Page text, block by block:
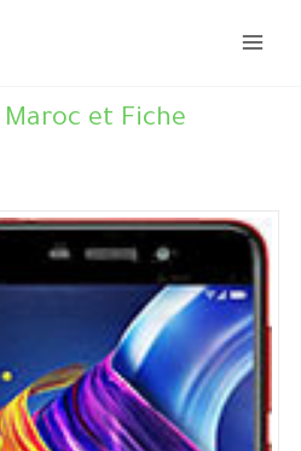
et Fiche